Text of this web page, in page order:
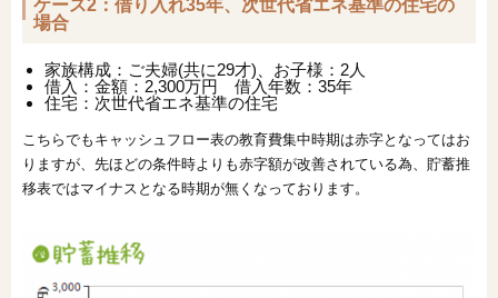
ケース2：借り入れ35年、次世代省エネ基準の住宅の
場合
家族構成：ご夫婦(共に29才)、お子様：2人
借入：金額：2,300万円 借入年数：35年
住宅：次世代省エネ基準の住宅
こちらでもキャッシュフロー表の教育費集中時期は赤字となってはお
りますが、先ほどの条件時よりも赤字額が改善されている為、貯蓄推
移表ではマイナスとなる時期が無くなっております。